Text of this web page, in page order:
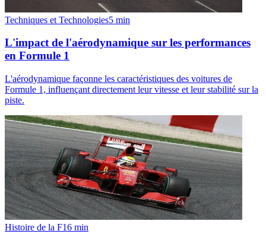
Techniques et Technologies5 min
L'impact de l'aérodynamique sur les performances
en Formule 1
L'aérodynamique façonne les caractéristiques des voitures de
Formule 1, influençant directement leur vitesse et leur stabilité sur la
piste.
Histoire de la F16 min